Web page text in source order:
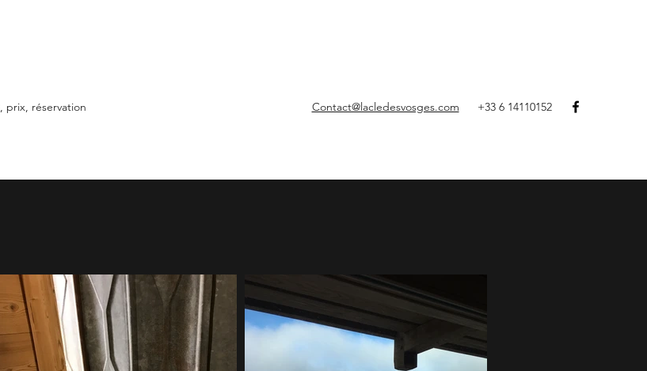
prix, réservation Contact@lacledesvosges.com +33 6 14110152